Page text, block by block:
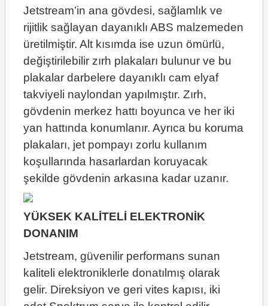
Jetstream’in ana gövdesi, sağlamlık ve
rijitlik sağlayan dayanıklı ABS malzemeden
üretilmiştir. Alt kısımda ise uzun ömürlü,
değiştirilebilir zırh plakaları bulunur ve bu
plakalar darbelere dayanıklı cam elyaf
takviyeli naylondan yapılmıştır. Zırh,
gövdenin merkez hattı boyunca ve her iki
yan hattında konumlanır. Ayrıca bu koruma
plakaları, jet pompayı zorlu kullanım
koşullarında hasarlardan koruyacak
şekilde gövdenin arkasına kadar uzanır.
YÜKSEK KALİTELİ ELEKTRONİK
DONANIM
Jetstream, güvenilir performans sunan
kaliteli elektroniklerle donatılmış olarak
gelir. Direksiyon ve geri vites kapısı, iki